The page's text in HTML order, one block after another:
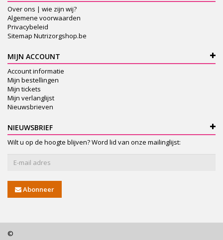
Over ons | wie zijn wij?
Algemene voorwaarden
Privacybeleid
Sitemap Nutrizorgshop.be
MIJN ACCOUNT
Account informatie
Mijn bestellingen
Mijn tickets
Mijn verlanglijst
Nieuwsbrieven
NIEUWSBRIEF
Wilt u op de hoogte blijven? Word lid van onze mailinglijst:
Abonneer
©